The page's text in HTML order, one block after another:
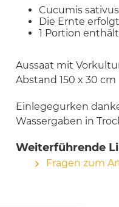
Cucumis sativus
Die Ernte
1 Portion
Aussaat mit
Abstand 150 x 30 cm
Einlegegurken
Wassergaben in
Weiterführende
Fragen zum